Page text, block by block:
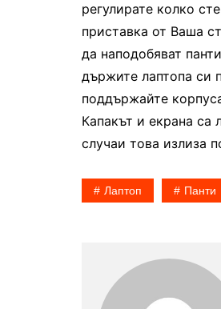
регулирате колко
приставка от Ваша
да наподобяват
държите лаптопа си
поддържайте
Капакът и екрана са
случаи това излиза
Лаптоп Панти